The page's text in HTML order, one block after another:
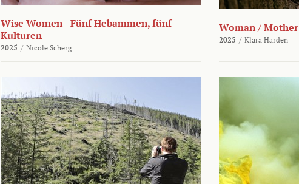
Wise Women - Fünf Hebammen, fünf
Kulturen
2025 / Nicole Scherg
Woman / Mother
2025 / Klara Harden